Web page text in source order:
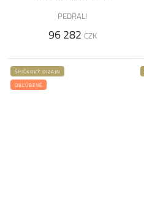
PEDRALI
96 282 CZK
ŠPIČKOVÝ DIZAJN
OBĽÚBENÉ